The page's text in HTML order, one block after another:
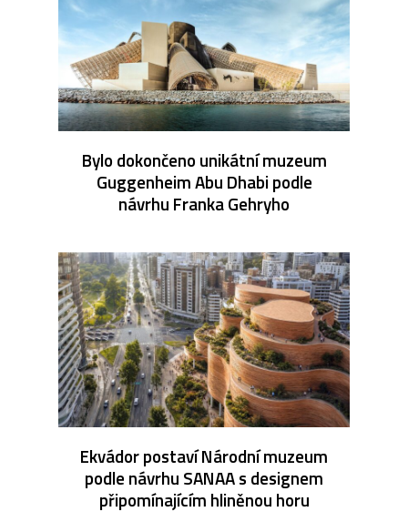
Bylo dokončeno unikátní muzeum
Guggenheim Abu Dhabi podle
návrhu Franka Gehryho
Ekvádor postaví Národní muzeum
podle návrhu SANAA s designem
připomínajícím hliněnou horu